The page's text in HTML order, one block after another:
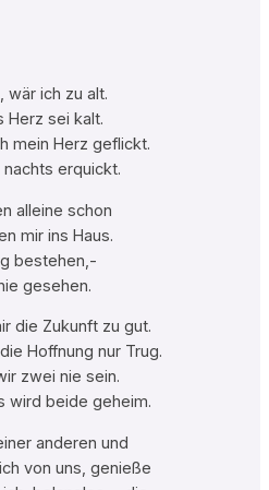
wär ich zu alt.
Herz sei kalt.
mein Herz geflickt.
erquickt.
alleine schon
mir ins Haus.
bestehen,-
gesehen.
die Zukunft zu gut.
Hoffnung nur Trug.
zwei nie sein.
wird beide geheim.
anderen und
von uns, genieße